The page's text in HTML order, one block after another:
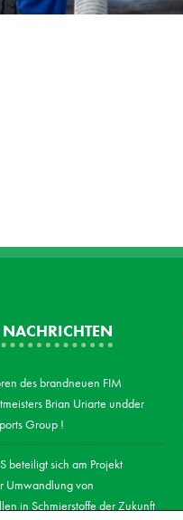
NACHRICHTEN
des brandneuen FIM
Brian Uriarte undder
Group !
beteiligt sich am Projekt
Umwandlung von
in Schmierstoffe der Zukunft